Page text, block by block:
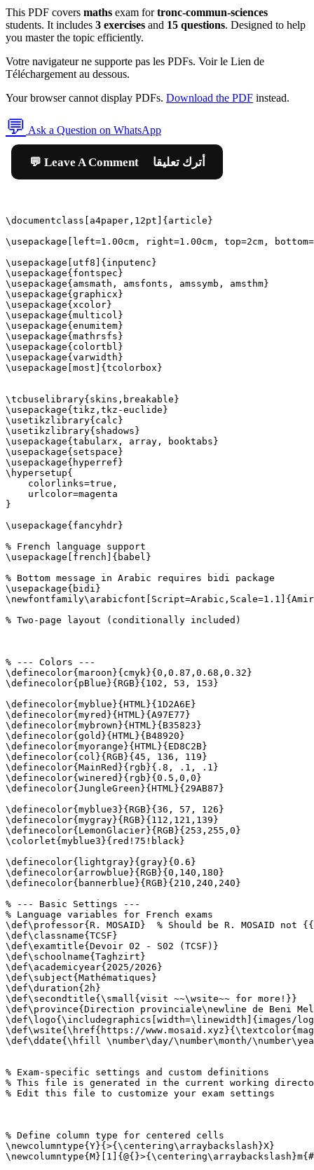
This PDF covers maths exam fortronc-commun-sciences
students. It includes 3 exercises and 15 questions. Designed to help
you master the topic efficiently.
Votre navigateur ne supporte pas les PDFs. Voir le Lien de
Téléchargement au dessous.
Your browser cannot display PDFs. Download the PDF instead.
💬 Ask a Question on WhatsApp
💬 Leave A Comment أترك تعليقا